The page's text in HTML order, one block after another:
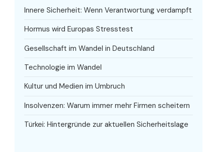
Innere Sicherheit: Wenn Verantwortung verdampft
Hormus wird Europas Stresstest
Gesellschaft im Wandel in Deutschland
Technologie im Wandel
Kultur und Medien im Umbruch
Insolvenzen: Warum immer mehr Firmen scheitern
Türkei: Hintergründe zur aktuellen Sicherheitslage